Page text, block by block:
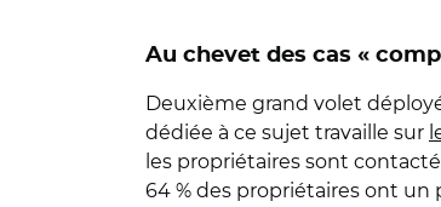
Au chevet des cas «
Deuxième grand volet
dédiée à ce sujet travaille sur
les propriétaires sont
64 % des propriétaires ont un